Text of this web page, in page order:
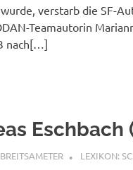
verstarb die SF-
Teamautorin
nach[…]
Eschbach
LEXIKON: